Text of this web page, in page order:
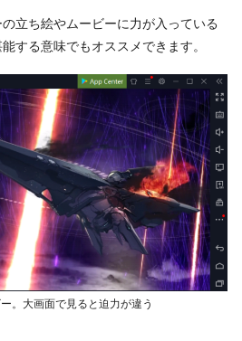
立ち絵やムービーに力が入っている
する意味でもオススメできます。
。大画面で見ると迫力が違う